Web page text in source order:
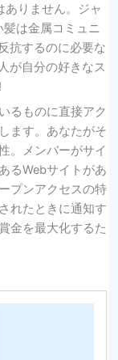
ありません。ジャ
は金属コミュニ
抗するのに必要な
が自分の好きなス
るものに直接アク
ます。あなたがそ
。メンバーがサイ
るWebサイトがあ
プンアクセスの特
れたときに通知す
金を最大化するた